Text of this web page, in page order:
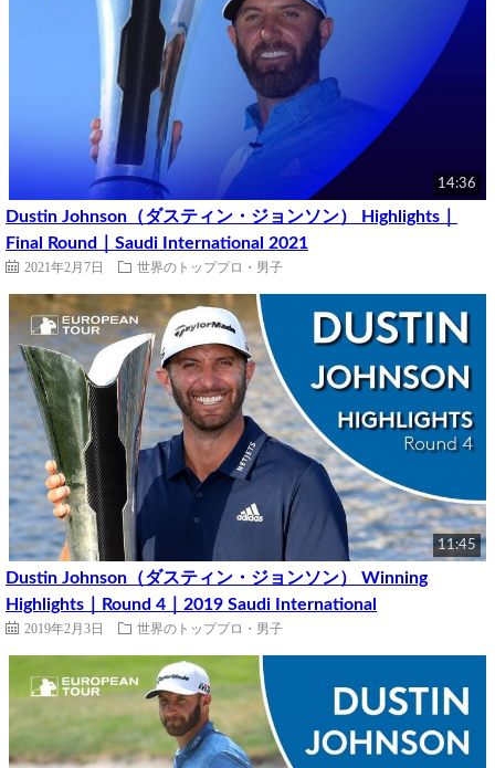
14:36
Dustin Johnson（ダスティン・ジョンソン） Highlights｜
Final Round｜Saudi International 2021
2021年2月7日 世界のトッププロ・男子
11:45
Dustin Johnson（ダスティン・ジョンソン） Winning
Highlights｜Round 4｜2019 Saudi International
2019年2月3日 世界のトッププロ・男子